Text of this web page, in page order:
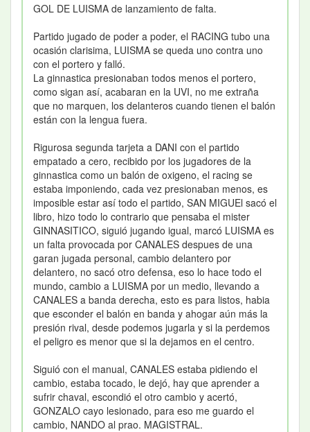
GOL DE LUISMA de lanzamiento de falta.
Partido jugado de poder a poder, el RACING tubo una
ocasión clarisima, LUISMA se queda uno contra uno
con el portero y falló.
La ginnastica presionaban todos menos el portero,
como sigan así, acabaran en la UVI, no me extraña
que no marquen, los delanteros cuando tienen el balón
están con la lengua fuera.
Rigurosa segunda tarjeta a DANI con el partido
empatado a cero, recibido por los jugadores de la
ginnastica como un balón de oxigeno, el racing se
estaba imponiendo, cada vez presionaban menos, es
imposible estar así todo el partido, SAN MIGUEl sacó el
libro, hizo todo lo contrario que pensaba el mister
GINNASITICO, siguió jugando igual, marcó LUISMA es
un falta provocada por CANALES despues de una
garan jugada personal, cambio delantero por
delantero, no sacó otro defensa, eso lo hace todo el
mundo, cambio a LUISMA por un medio, llevando a
CANALES a banda derecha, esto es para listos, habia
que esconder el balón en banda y ahogar aún más la
presión rival, desde podemos jugarla y si la perdemos
el peligro es menor que si la dejamos en el centro.
Siguió con el manual, CANALES estaba pidiendo el
cambio, estaba tocado, le dejó, hay que aprender a
sufrir chaval, escondió el otro cambio y acertó,
GONZALO cayo lesionado, para eso me guardo el
cambio, NANDO al prao. MAGISTRAL.